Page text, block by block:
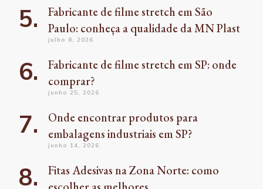
Fabricante de filme stretch em São
Paulo: conheça a qualidade da MN Plast
julho 8, 2026
Fabricante de filme stretch em SP: onde
comprar?
junho 25, 2026
Onde encontrar produtos para
embalagens industriais em SP?
junho 14, 2026
Fitas Adesivas na Zona Norte: como